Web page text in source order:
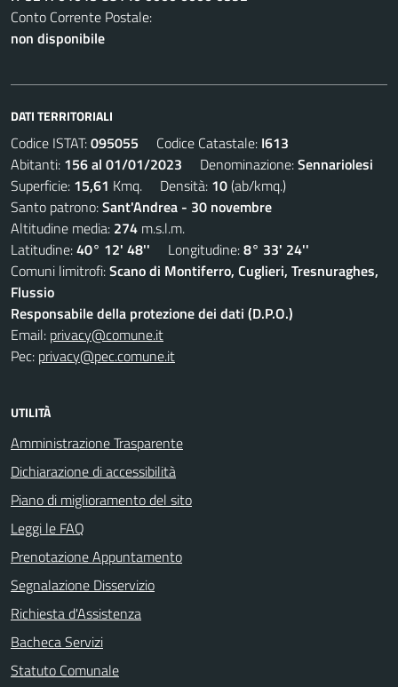
Conto Corrente Postale:
non disponibile
DATI TERRITORIALI
Codice ISTAT:095055 Codice Catastale: I613
Abitanti: 156 al 01/01/2023 Denominazione:Sennariolesi
Superficie: 15,61 Kmq. Densità: 10(ab/kmq.)
Santo patrono:Sant'Andrea - 30 novembre
Altitudine media: 274 m.s.l.m.
Latitudine:40° 12' 48'' Longitudine:8° 33' 24''
Comuni limitrofi:Scano di Montiferro, Cuglieri, Tresnuraghes,
Flussio
Responsabile della protezione dei dati (D.P.O.)
Email: privacy@comune.it
Pec: privacy@pec.comune.it
UTILITÀ
Amministrazione Trasparente
Dichiarazione di accessibilità
Piano di miglioramento del sito
Leggi le FAQ
Prenotazione Appuntamento
Segnalazione Disservizio
Richiesta d'Assistenza
Bacheca Servizi
Statuto Comunale